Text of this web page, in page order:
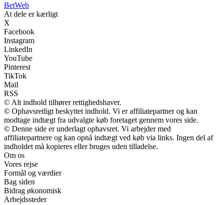
BetWeb
At dele er kærligt
X
Facebook
Instagram
LinkedIn
YouTube
Pinterest
TikTok
Mail
RSS
© Alt indhold tilhører rettighedshaver.
© Ophavsretligt beskyttet indhold. Vi er affiliatepartner og kan
modtage indtægt fra udvalgte køb foretaget gennem vores side.
© Denne side er underlagt ophavsret. Vi arbejder med
affiliatepartnere og kan opnå indtægt ved køb via links. Ingen del af
indholdet må kopieres eller bruges uden tilladelse.
Om os
Vores rejse
Formål og værdier
Bag siden
Bidrag økonomisk
Arbejdssteder